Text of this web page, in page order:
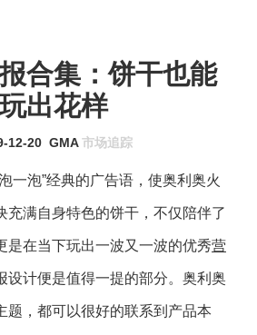
合集：饼干也能
玩出花样
12-20 GMA 市场追踪
一泡”经典的广告语，使奥利奥火
充满自身特色的饼干，不仅陪伴了
是在当下玩出一波又一波的优秀营
设计便是值得一提的部分。奥利奥
题，都可以很好的联系到产品本